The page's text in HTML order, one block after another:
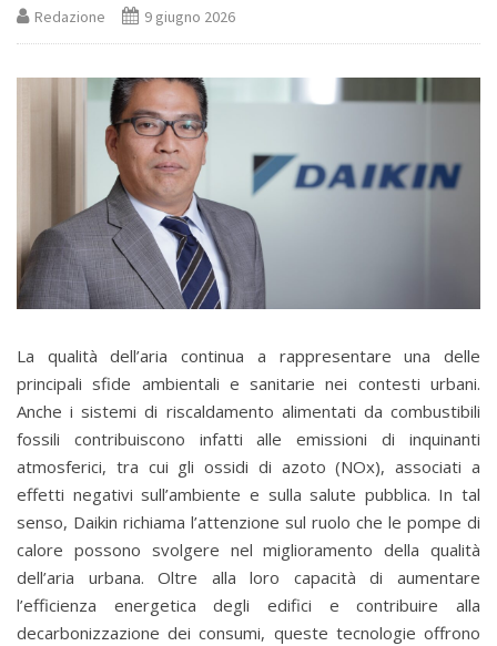
Redazione 9 giugno 2026
La qualità dell’aria continua a rappresentare una delle
principali sfide ambientali e sanitarie nei contesti urbani.
Anche i sistemi di riscaldamento alimentati da combustibili
fossili contribuiscono infatti alle emissioni di inquinanti
atmosferici, tra cui gli ossidi di azoto (NOx), associati a
effetti negativi sull’ambiente e sulla salute pubblica. In tal
senso, Daikin richiama l’attenzione sul ruolo che le pompe di
calore possono svolgere nel miglioramento della qualità
dell’aria urbana. Oltre alla loro capacità di aumentare
l’efficienza energetica degli edifici e contribuire alla
decarbonizzazione dei consumi, queste tecnologie offrono